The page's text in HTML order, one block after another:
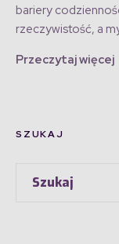
bariery
rzeczywistość, a
Przeczytaj więcej
SZUKAJ